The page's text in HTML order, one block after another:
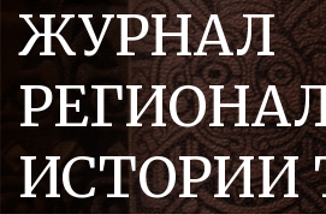
ЖУРНАЛ
ИСТОРИИ